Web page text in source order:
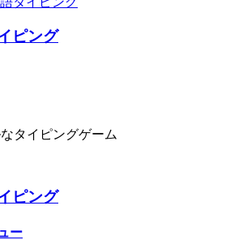
ピング
タイピングゲーム
ピング
ー